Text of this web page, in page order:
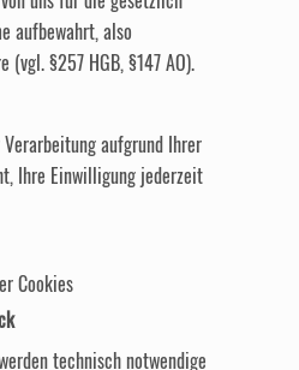
aufbewahrt, also
(vgl. §257 HGB, §147 AO).
aufgrund Ihrer
Ihre Einwilligung jederzeit
Cookies
technisch notwendige